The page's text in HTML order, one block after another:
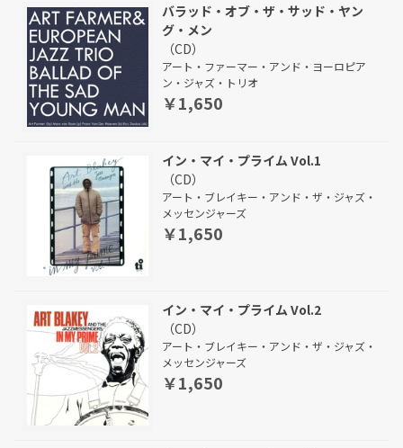
バラッド・オブ・ザ・サッド・ヤン
グ・メン
（CD）
アート・ファーマー・アンド・ヨーロピア
ン・ジャズ・トリオ
￥1,650
イン・マイ・プライム Vol.1
（CD）
アート・ブレイキー・アンド・ザ・ジャズ・
メッセンジャーズ
￥1,650
イン・マイ・プライム Vol.2
（CD）
アート・ブレイキー・アンド・ザ・ジャズ・
メッセンジャーズ
￥1,650